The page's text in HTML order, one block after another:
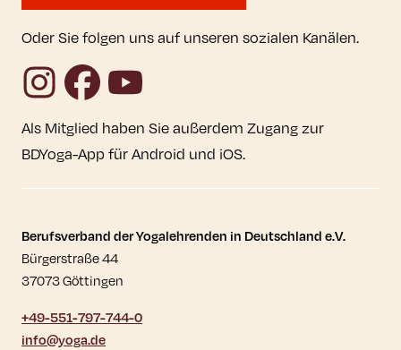
Oder Sie folgen uns auf unseren sozialen Kanälen.
InstagramFacebookYouTube
Als Mitglied haben Sie außerdem Zugang zur
BDYoga-App für Android und iOS.
Kontaktdaten und weitere Links
Berufsverband der Yogalehrenden in Deutschland e.V.
Bürgerstraße 44
37073 Göttingen
+49-551-797-744-0
info@yoga.de